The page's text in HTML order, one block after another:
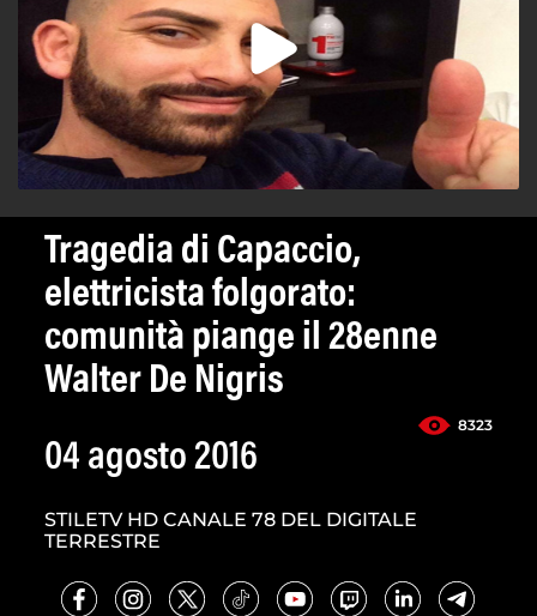
Tragedia di Capaccio,
elettricista folgorato:
comunità piange il 28enne
Walter De Nigris
8323
04 agosto 2016
STILETV HD CANALE 78 DEL DIGITALE
TERRESTRE